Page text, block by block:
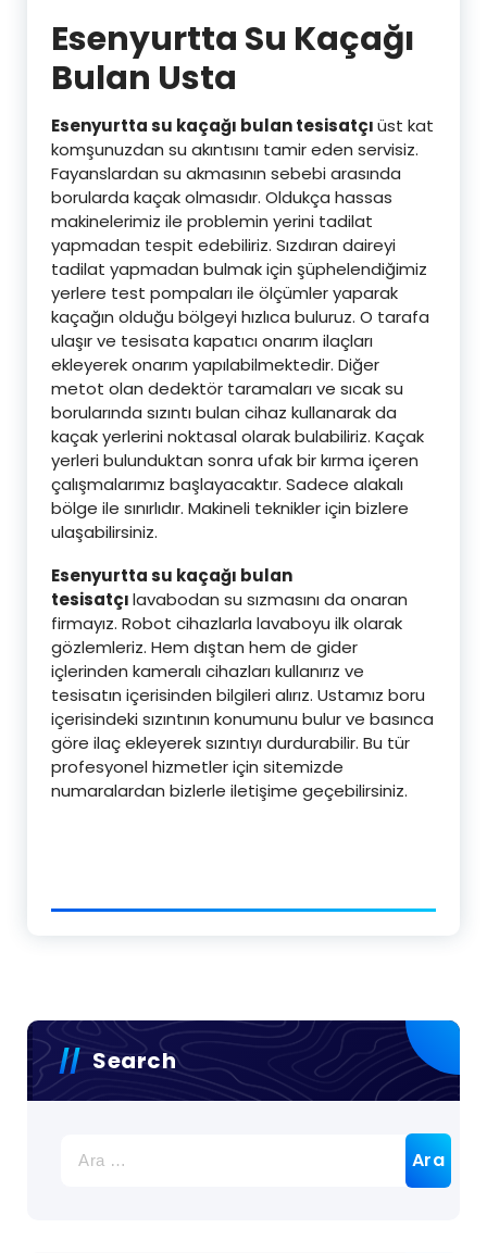
Esenyurtta Su Kaçağı
Bulan Usta
Esenyurtta su kaçağı bulan tesisatçıüst kat
komşunuzdan su akıntısını tamir eden servisiz.
Fayanslardan su akmasının sebebi arasında
borularda kaçak olmasıdır. Oldukça hassas
makinelerimiz ile problemin yerini tadilat
yapmadan tespit edebiliriz. Sızdıran daireyi
tadilat yapmadan bulmak için şüphelendiğimiz
yerlere test pompaları ile ölçümler yaparak
kaçağın olduğu bölgeyi hızlıca buluruz. O tarafa
ulaşır ve tesisata kapatıcı onarım ilaçları
ekleyerek onarım yapılabilmektedir. Diğer
metot olan dedektör taramaları ve sıcak su
borularında sızıntı bulan cihaz kullanarak da
kaçak yerlerini noktasal olarak bulabiliriz. Kaçak
yerleri bulunduktan sonra ufak bir kırma içeren
çalışmalarımız başlayacaktır. Sadece alakalı
bölge ile sınırlıdır. Makineli teknikler için bizlere
ulaşabilirsiniz.
Esenyurtta su kaçağı bulan
tesisatçılavabodan su sızmasını da onaran
firmayız. Robot cihazlarla lavaboyu ilk olarak
gözlemleriz. Hem dıştan hem de gider
içlerinden kameralı cihazları kullanırız ve
tesisatın içerisinden bilgileri alırız. Ustamız boru
içerisindeki sızıntının konumunu bulur ve basınca
göre ilaç ekleyerek sızıntıyı durdurabilir. Bu tür
profesyonel hizmetler için sitemizde
numaralardan bizlerle iletişime geçebilirsiniz.
Search